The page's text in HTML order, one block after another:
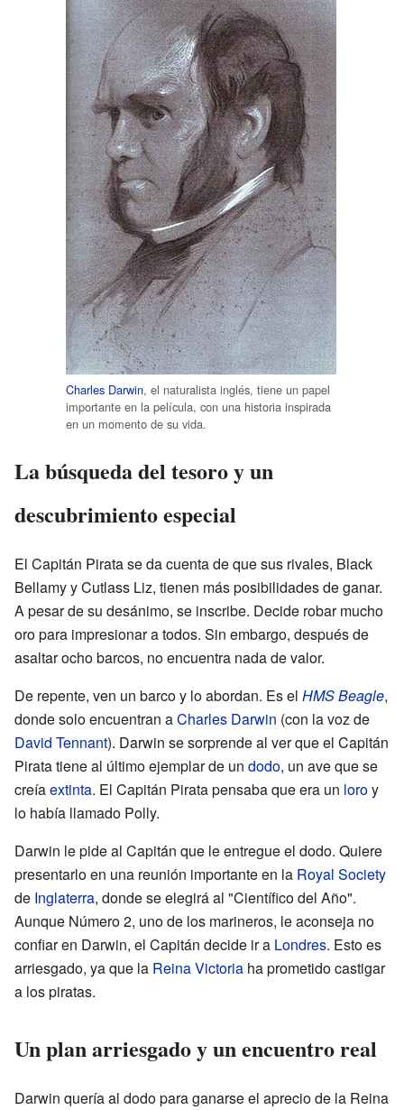
Charles Darwin, el naturalista inglés, tiene un papel
importante en la película, con una historia inspirada
en un momento de su vida.
La búsqueda del tesoro y un
descubrimiento especial
El Capitán Pirata se da cuenta de que sus rivales, Black
Bellamy y Cutlass Liz, tienen más posibilidades de ganar.
A pesar de su desánimo, se inscribe. Decide robar mucho
oro para impresionar a todos. Sin embargo, después de
asaltar ocho barcos, no encuentra nada de valor.
De repente, ven un barco y lo abordan. Es el HMS Beagle,
donde solo encuentran aCharles Darwin (con la voz de
David Tennant). Darwin se sorprende al ver que el Capitán
Pirata tiene al último ejemplar de un dodo, un ave que se
creíaextinta. El Capitán Pirata pensaba que era un loroy
lo había llamado Polly.
Darwin le pide al Capitán que le entregue el dodo. Quiere
presentarlo en una reunión importante en la Royal Society
de Inglaterra, donde se elegirá al "Científico del Año".
Aunque Número 2, uno de los marineros, le aconseja no
confiar en Darwin, el Capitán decide ir a Londres. Esto es
arriesgado, ya que la Reina Victoria ha prometido castigar
a los piratas.
Un plan arriesgado y un encuentro real
Darwin quería al dodo para ganarse el aprecio de la Reina